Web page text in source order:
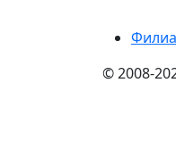
© 2008-